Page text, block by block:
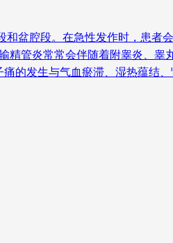
盆腔段。在急性发作时，患者
管炎常常会伴随着附睾炎、睾
的发生与气血瘀滞、湿热蕴结